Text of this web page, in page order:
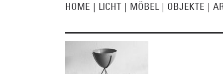
HOME | LICHT | MÖBEL | OBJEKTE |